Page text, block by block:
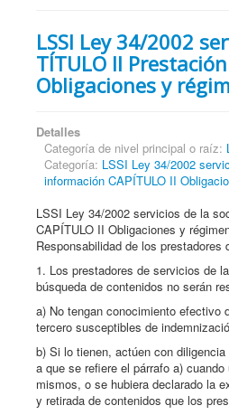
LSSI Ley 34/2002
TÍTULO II
Obligaciones y
Detalles
Categoría de nivel principal o raíz:
Categoría: LSSI Ley 34/2002
información CAPÍTULO II
LSSI Ley 34/2002 servicios de la
CAPÍTULO II Obligaciones y
Responsabilidad de los
1. Los prestadores de servicios de
búsqueda de contenidos no serán
a) No tengan conocimiento efectivo
tercero susceptibles de
b) Si lo tienen, actúen con
a que se refiere el párrafo a)
mismos, o se hubiera declarado la
y retirada de contenidos que los